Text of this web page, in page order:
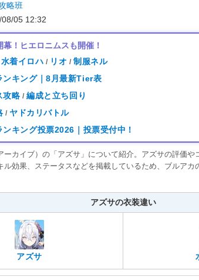
略班
05 12:32
！ヒエロニムスも開催！
水着イロハ / リオ / 制服ネル
ンキング｜8月最新Tier表
攻略 / 編成と立ち回り
/ ヤドカリバトル
ンキング投票2026｜投票受付中！
ーカイブ）の「アズサ」について紹介。アズサの評価や
ル効果、ステータスなどを掲載しているため、ブルアカ
アズサの衣装違い
アズサ